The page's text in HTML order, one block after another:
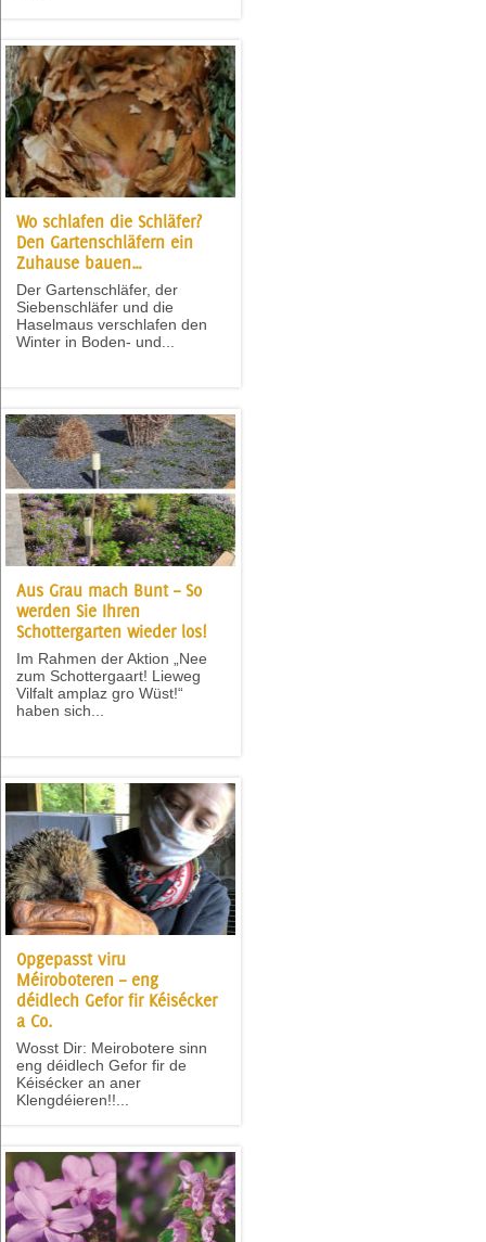
Wo schlafen die Schläfer?
Den Gartenschläfern ein
Zuhause bauen…
Der Gartenschläfer, der
Siebenschläfer und die
Haselmaus verschlafen den
Winter in Boden- und...
Aus Grau mach Bunt – So
werden Sie Ihren
Schottergarten wieder los!
Im Rahmen der Aktion „Nee
zum Schottergaart! Lieweg
Vilfalt amplaz gro Wüst!“
haben sich...
Opgepasst viru
Méiroboteren – eng
déidlech Gefor fir Kéisécker
a Co.
Wosst Dir: Meirobotere sinn
eng déidlech Gefor fir de
Kéisécker an aner
Klengdéieren!!...